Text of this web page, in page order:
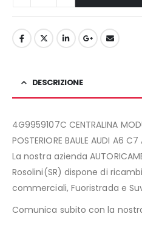
DESCRIZIONE
4G9959107C CENTRALINA
POSTERIORE BAULE AUDI A6 C7
La nostra azienda
Rosolini(SR) dispone di
commerciali, Fuoristrada e
Comunica subito con la